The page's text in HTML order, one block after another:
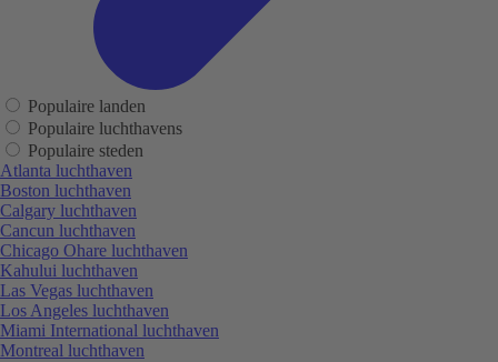
Populaire landen
Populaire luchthavens
Populaire steden
Atlanta luchthaven
Boston luchthaven
Calgary luchthaven
Cancun luchthaven
Chicago Ohare luchthaven
Kahului luchthaven
Las Vegas luchthaven
Los Angeles luchthaven
Miami International luchthaven
Montreal luchthaven